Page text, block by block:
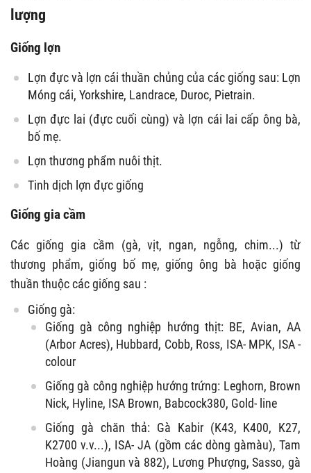
lượng
Giống lợn
Lợn đực và lợn cái thuần chủng của các giống sau: Lợn
Móng cái, Yorkshire, Landrace, Duroc, Pietrain.
Lợn đực lai (đực cuối cùng) và lợn cái lai cấp ông bà,
bố mẹ.
Lợn thương phẩm nuôi thịt.
Tinh dịch lợn đực giống
Giống gia cầm
Các giống gia cầm (gà, vịt, ngan, ngỗng, chim...) từ
thương phẩm, giống bố mẹ, giống ông bà hoặc giống
thuần thuộc các giống sau :
Giống gà:
Giống gà công nghiệp hướng thịt: BE, Avian, AA
(Arbor Acres), Hubbard, Cobb, Ross, ISA- MPK, ISA -
colour
Giống gà công nghiệp hướng trứng: Leghorn, Brown
Nick, Hyline, ISA Brown, Babcock380, Gold- line
Giống gà chăn thả: Gà Kabir (K43, K400, K27,
K2700 v.v...), ISA- JA (gồm các dòng gàmàu), Tam
Hoàng (Jiangun và 882), Lương Phượng, Sasso, gà